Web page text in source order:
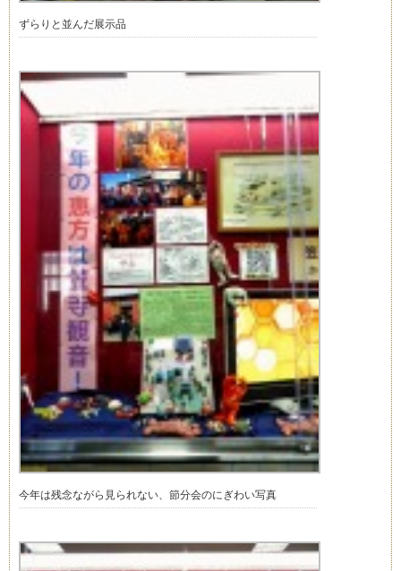
ずらりと並んだ展示品
今年は残念ながら見られない、節分会のにぎわい写真